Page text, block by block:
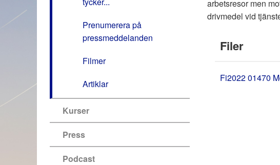
Prenumerera på
pressmeddelanden
Filmer
Artiklar
Kurser
Press
Podcast
arbetsresor men
drivmedel vid
Filer
Fi2022 01470